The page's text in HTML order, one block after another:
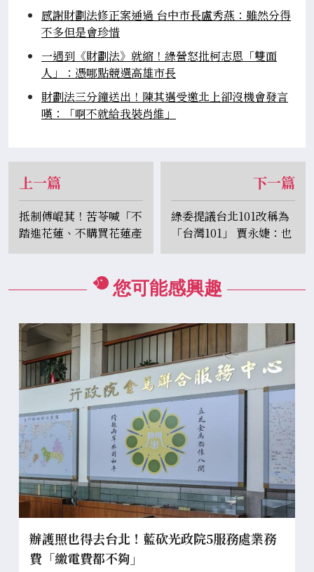
感謝財劃法修正案通過 台中市長盧秀燕：雖然分得
不多但是會珍惜
一遇到《財劃法》就縮！綠營怒批柯志恩「雙面
人」：憑哪點競選高雄市長
財劃法三分鐘送出！陳其邁受邀北上卻沒機會發言
嘆：「啊不就給我裝肖維」
上一篇
抵制傅崐萁！苦苓喊「不
踏進花蓮、不購買花蓮產
品」...反遭在地人圍剿
下一篇
綠委提議台北101改稱為
「台灣101」 賈永婕：也
很棒
您可能感興趣
辦護照也得去台北！藍砍光政院5服務處業務
費「繳電費都不夠」